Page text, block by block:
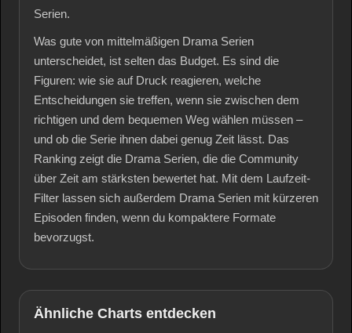
Serien.
Was gute von mittelmäßigen Drama Serien
unterscheidet, ist selten das Budget. Es sind die
Figuren: wie sie auf Druck reagieren, welche
Entscheidungen sie treffen, wenn sie zwischen dem
richtigen und dem bequemen Weg wählen müssen –
und ob die Serie ihnen dabei genug Zeit lässt. Das
Ranking zeigt die Drama Serien, die die Community
über Zeit am stärksten bewertet hat. Mit dem Laufzeit-
Filter lassen sich außerdem Drama Serien mit kürzeren
Episoden finden, wenn du kompaktere Formate
bevorzugst.
Ähnliche Charts entdecken